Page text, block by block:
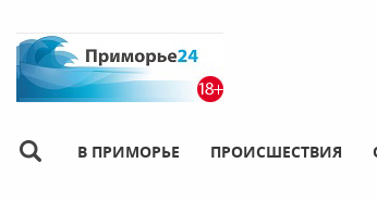
В ПРИМОРЬЕ ПРОИСШЕСТВИЯ